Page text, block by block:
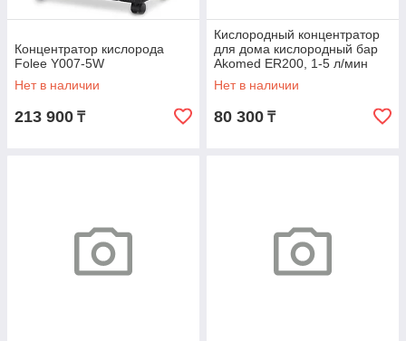
Концентратор кислорода
Folee Y007-5W
Нет в наличии
213 900 ₸
Кислородный концентратор
для дома кислородный бар
Akomed ER200, 1-5 л/мин
Нет в наличии
80 300 ₸